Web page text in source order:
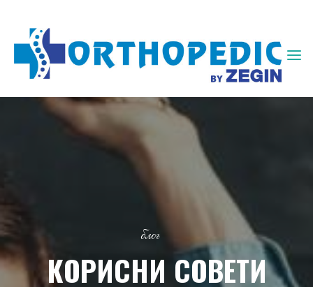
ЗЕГИН
блог
КОРИСНИ СОВЕТИ